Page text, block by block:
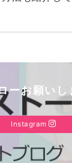
お願いし
Instagram